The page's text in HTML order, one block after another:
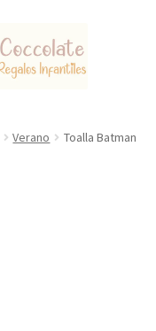
Verano Toalla Batman